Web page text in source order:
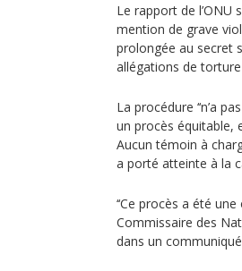
Le rapport de l’ONU
mention de grave
prolongée au secret
allégations de torture
La procédure ‘‘n’a
un procès équitable,
Aucun témoin à
a porté atteinte à la
‘‘Ce procès a été
Commissaire des
dans un